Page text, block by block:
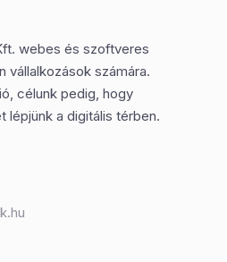
webes és szoftveres
vállalkozások számára.
célunk pedig, hogy
lépjünk a digitális térben.